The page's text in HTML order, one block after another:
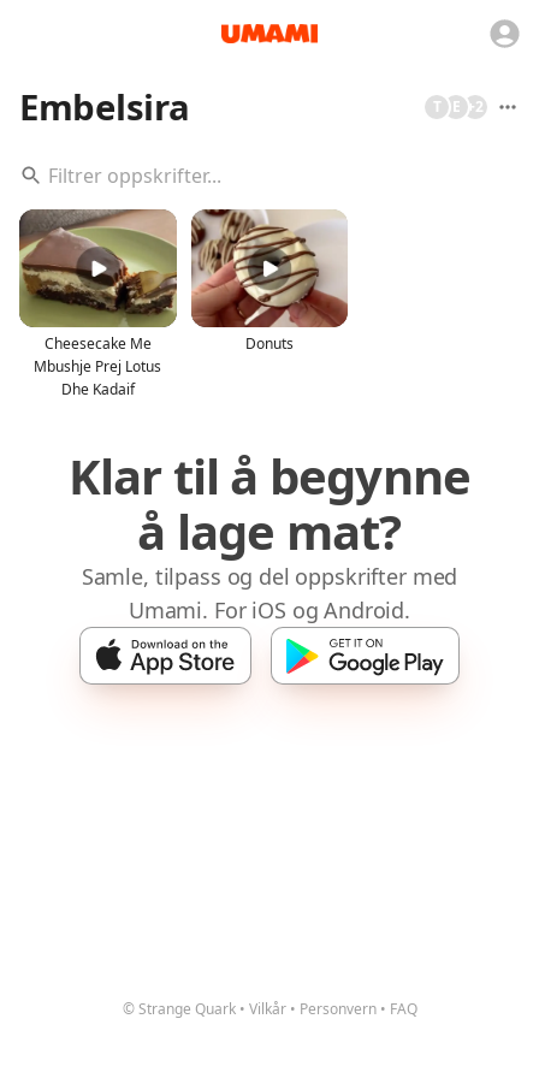
Embelsira +2
E
T
Cheesecake Me
Mbushje Prej Lotus
Dhe Kadaif
Donuts
Klar til å begynne
å lage mat?
Samle, tilpass og del oppskrifter med
Umami. For iOS og Android.
© Strange Quark • Vilkår • Personvern • FAQ